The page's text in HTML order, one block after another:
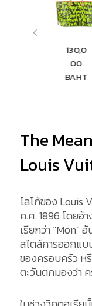
130,0
00
BAHT
The
Louis
โลโก้ของ Louis
ค.ศ. 1896 โดยอ้
เรียกว่า “Mon”
สไตล์การออกแ
ของครอบครัว ห
ตะวันตกมองว่า